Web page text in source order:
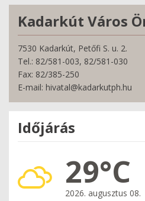
Kadarkút Város
7530 Kadarkút, Petőfi S. u. 2.
Tel.: 82/581-003, 82/581-030
Fax: 82/385-250
E-mail: hivatal@kadarkutph.hu
Időjárás
29°C
2026. augusztus 08.